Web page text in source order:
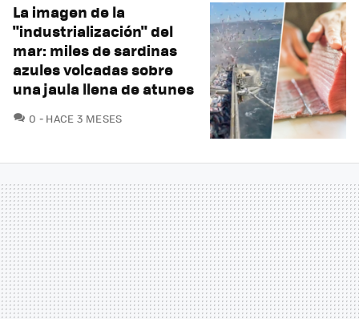
La imagen de la
"industrialización" del
mar: miles de sardinas
azules volcadas sobre
una jaula llena de atunes
0 COMENTARIOS
HACE 3 MESES